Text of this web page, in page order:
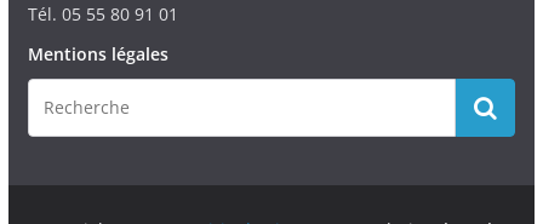
Tél. 05 55 80 91 01
Mentions légales